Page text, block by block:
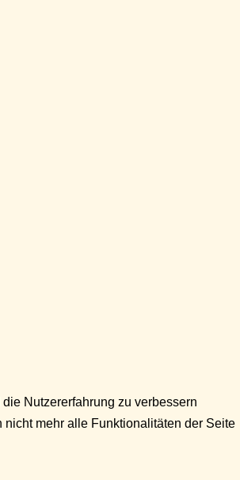
Nutzererfahrung zu verbessern
mehr alle Funktionalitäten der Seite